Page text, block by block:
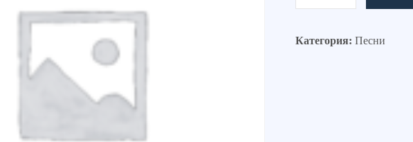
(плюс)
Категория:Песни